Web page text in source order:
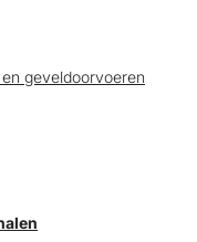
geveldoorvoeren